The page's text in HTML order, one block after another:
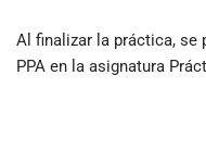
Al finalizar la práctica, se
PPA en la asignatura